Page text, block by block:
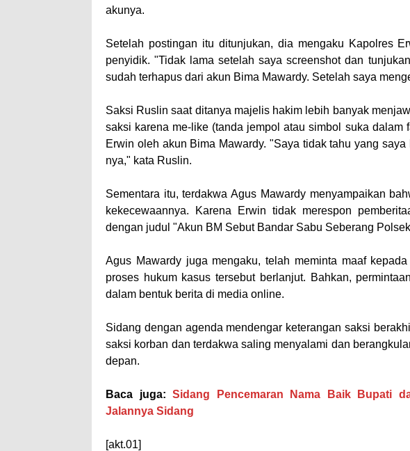
akunya.
Setelah postingan itu ditunjukan, dia mengaku Kapolres
penyidik. "Tidak lama setelah saya screenshot dan
sudah terhapus dari akun Bima Mawardy. Setelah saya
Saksi Ruslin saat ditanya majelis hakim lebih banyak
saksi karena me-like (tanda jempol atau simbol suka dalam
Erwin oleh akun Bima Mawardy. "Saya tidak tahu yang
nya," kata Ruslin.
Sementara itu, terdakwa Agus Mawardy menyampaikan
kekecewaannya. Karena Erwin tidak merespon
dengan judul "Akun BM Sebut Bandar Sabu Seberang
Agus Mawardy juga mengaku, telah meminta maaf
proses hukum kasus tersebut berlanjut. Bahkan,
dalam bentuk berita di media online.
Sidang dengan agenda mendengar keterangan saksi
saksi korban dan terdakwa saling menyalami dan
depan.
Baca juga:Sidang Pencemaran Nama Baik Bupati
Jalannya Sidang
[akt.01]